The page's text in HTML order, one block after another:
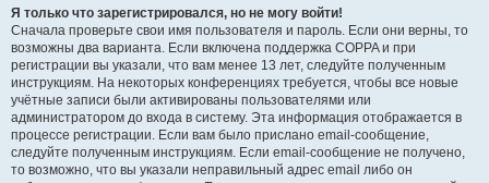
Я только что зарегистрировался, но не могу войти!
Сначала проверьте свои имя пользователя и пароль. Если они верны, то
возможны два варианта. Если включена поддержка COPPA и при
регистрации вы указали, что вам менее 13 лет, следуйте полученным
инструкциям. На некоторых конференциях требуется, чтобы все новые
учётные записи были активированы пользователями или
администратором до входа в систему. Эта информация отображается в
процессе регистрации. Если вам было прислано email-сообщение,
следуйте полученным инструкциям. Если email-сообщение не получено,
то возможно, что вы указали неправильный адрес email либо он